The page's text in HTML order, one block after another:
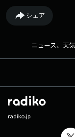
シェア
ニュース、天
radiko.jp